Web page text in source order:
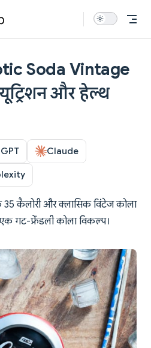
Soda Vintage
और हेल्थ
Claude
35 कैलोरी और क्लासिक विंटेज कोला
गट-फ्रेंडली कोला विकल्प।